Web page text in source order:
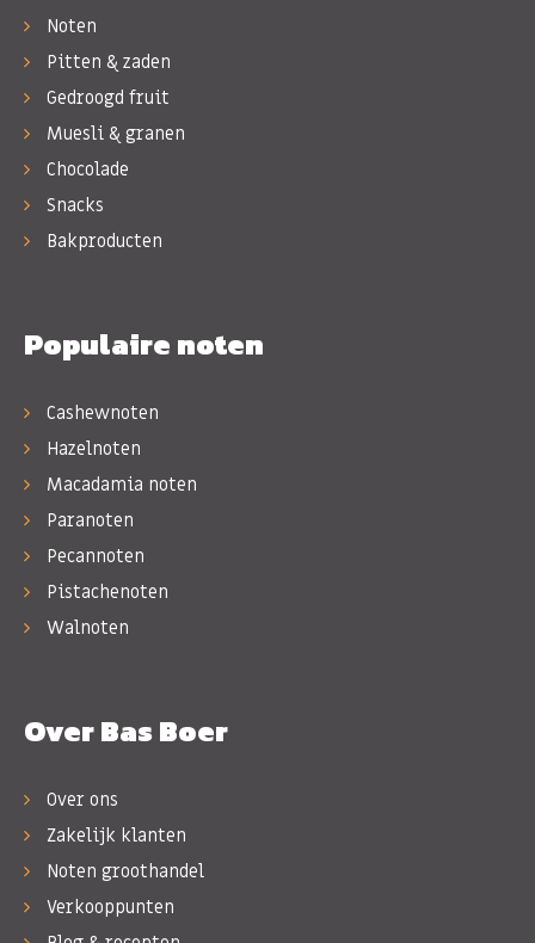
Noten
Pitten & zaden
Gedroogd fruit
Muesli & granen
Chocolade
Snacks
Bakproducten
Populaire noten
Cashewnoten
Hazelnoten
Macadamia noten
Paranoten
Pecannoten
Pistachenoten
Walnoten
Over Bas Boer
Over ons
Zakelijk klanten
Noten groothandel
Verkooppunten